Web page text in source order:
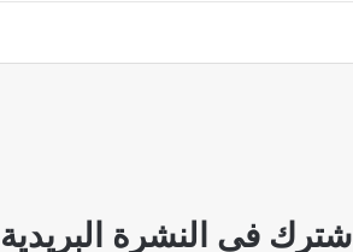
اشترك فى النشرة